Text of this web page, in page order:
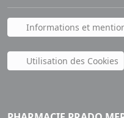
Informations et
Utilisation des Cookies